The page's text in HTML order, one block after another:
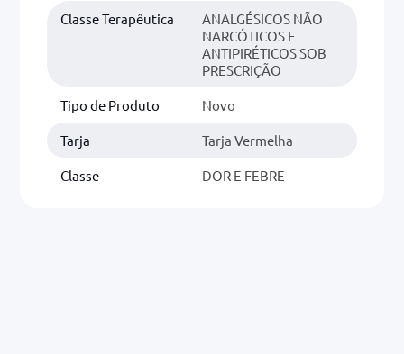
Classe Terapêutica
ANALGÉSICOS NÃO
NARCÓTICOS E
ANTIPIRÉTICOS SOB
PRESCRIÇÃO
Tipo de Produto Novo
Tarja Tarja Vermelha
Classe DOR E FEBRE